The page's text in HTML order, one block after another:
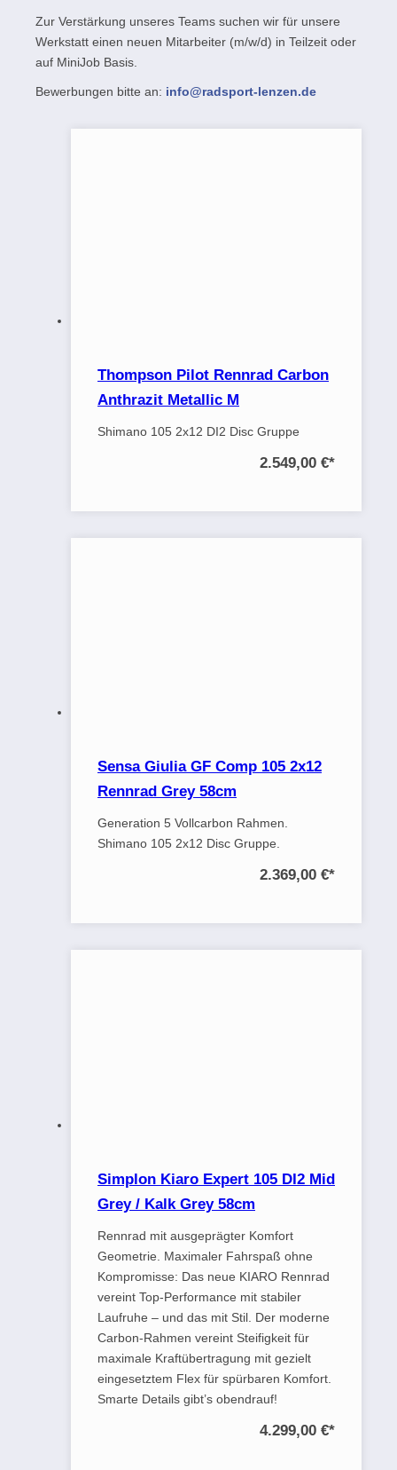
Zur Verstärkung unseres Teams suchen wir für unsere
Werkstatt einen neuen Mitarbeiter (m/w/d) in Teilzeit oder
auf MiniJob Basis.
Bewerbungen bitte an: info@radsport-lenzen.de
Thompson Pilot Rennrad Carbon
Anthrazit Metallic M
Shimano 105 2x12 DI2 Disc Gruppe
2.549,00 €*
Sensa Giulia GF Comp 105 2x12
Rennrad Grey 58cm
Generation 5 Vollcarbon Rahmen.
Shimano 105 2x12 Disc Gruppe.
2.369,00 €*
Simplon Kiaro Expert 105 DI2 Mid
Grey / Kalk Grey 58cm
Rennrad mit ausgeprägter Komfort
Geometrie. Maximaler Fahrspaß ohne
Kompromisse: Das neue KIARO Rennrad
vereint Top-Performance mit stabiler
Laufruhe – und das mit Stil. Der moderne
Carbon-Rahmen vereint Steifigkeit für
maximale Kraftübertragung mit gezielt
eingesetztem Flex für spürbaren Komfort.
Smarte Details gibt’s obendrauf!
4.299,00 €*